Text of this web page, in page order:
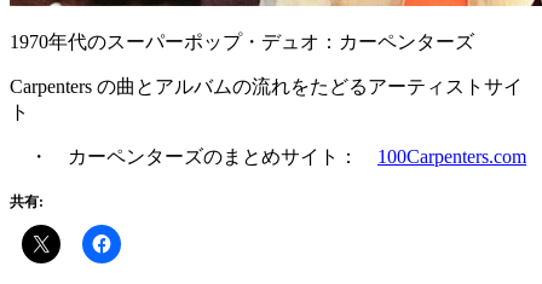
1970年代のスーパーポップ・デュオ：カーペンターズ
Carpenters の曲とアルバムの流れをたどるアーティストサイ
ト
・ カーペンターズのまとめサイト： 100Carpenters.com
共有: